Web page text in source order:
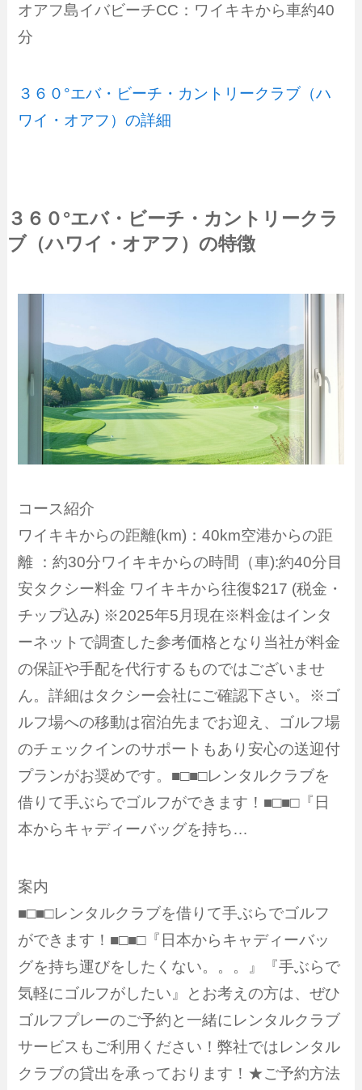
オアフ島イバビーチCC：ワイキキから車約40
分
３６０°エバ・ビーチ・カントリークラブ（ハ
ワイ・オアフ）の詳細
３６０°エバ・ビーチ・カントリークラ
ブ（ハワイ・オアフ）の特徴
コース紹介
ワイキキからの距離(km)：40km空港からの距
離 ：約30分ワイキキからの時間（車):約40分目
安タクシー料金 ワイキキから往復$217 (税金・
チップ込み) ※2025年5月現在※料金はインタ
ーネットで調査した参考価格となり当社が料金
の保証や手配を代行するものではございませ
ん。詳細はタクシー会社にご確認下さい。※ゴ
ルフ場への移動は宿泊先までお迎え、ゴルフ場
のチェックインのサポートもあり安心の送迎付
プランがお奨めです。■□■□レンタルクラブを
借りて手ぶらでゴルフができます！■□■□『日
本からキャディーバッグを持ち…
案内
■□■□レンタルクラブを借りて手ぶらでゴルフ
ができます！■□■□『日本からキャディーバッ
グを持ち運びをしたくない。。。』『手ぶらで
気軽にゴルフがしたい』とお考えの方は、ぜひ
ゴルフプレーのご予約と一緒にレンタルクラブ
サービスもご利用ください！弊社ではレンタル
クラブの貸出を承っております！★ご予約方法